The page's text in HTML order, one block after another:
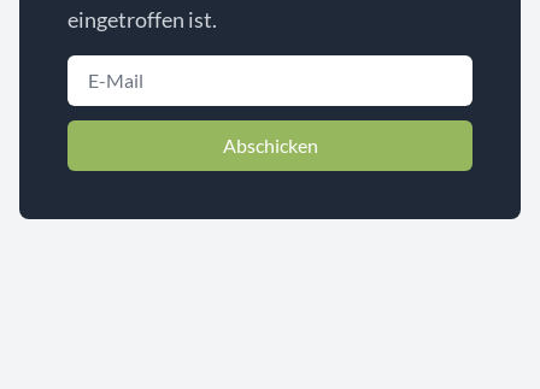
eingetroffen ist.
Abschicken